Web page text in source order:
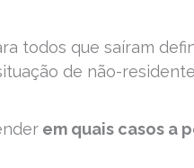
todos que saíram
de não-
em quais casos a